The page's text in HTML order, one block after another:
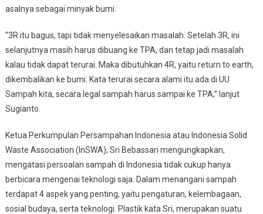
asalnya sebagai minyak bumi.
“3R itu bagus, tapi tidak menyelesaikan masalah. Setelah 3R, ini
selanjutnya masih harus dibuang ke TPA, dan tetap jadi masalah
kalau tidak dapat terurai. Maka dibutuhkan 4R, yaitu return to earth,
dikembalikan ke bumi. Kata terurai secara alami itu ada di UU
Sampah kita, secara legal sampah harus sampai ke TPA,” lanjut
Sugianto.
Ketua Perkumpulan Persampahan Indonesia atau Indonesia Solid
Waste Association (InSWA), Sri Bebassari mengungkapkan,
mengatasi persoalan sampah di Indonesia tidak cukup hanya
berbicara mengenai teknologi saja. Dalam menangani sampah
terdapat 4 aspek yang penting, yaitu pengaturan, kelembagaan,
sosial budaya, serta teknologi. Plastik kata Sri, merupakan suatu